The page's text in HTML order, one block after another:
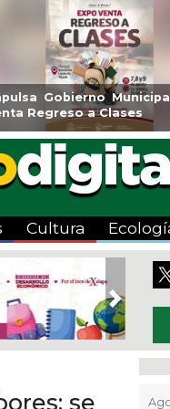
el Programa de
agosto
Cultura
Next
se